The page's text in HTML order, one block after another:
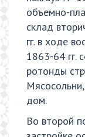
объемно-
склад
гг. в ходе
1863-64 гг.
ротонды
дом.
Во второй